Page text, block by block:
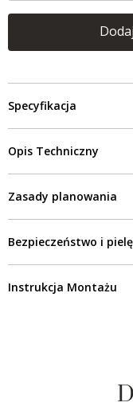
Specyfikacja
Opis Techniczny
Zasady planowania
Bezpieczeństwo i
Instrukcja Montażu